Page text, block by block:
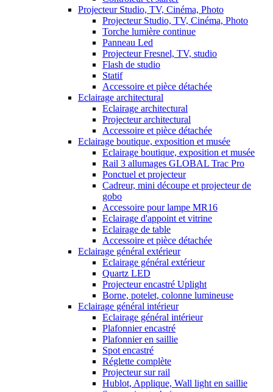
Projecteur Studio, TV, Cinéma, Photo
Projecteur Studio, TV, Cinéma, Photo
Torche lumière continue
Panneau Led
Projecteur Fresnel, TV, studio
Flash de studio
Statif
Accessoire et pièce détachée
Eclairage architectural
Eclairage architectural
Projecteur architectural
Accessoire et pièce détachée
Eclairage boutique, exposition et musée
Eclairage boutique, exposition et musée
Rail 3 allumages GLOBAL Trac Pro
Ponctuel et projecteur
Cadreur, mini découpe et projecteur de
gobo
Accessoire pour lampe MR16
Eclairage d'appoint et vitrine
Eclairage de table
Accessoire et pièce détachée
Eclairage général extérieur
Eclairage général extérieur
Quartz LED
Projecteur encastré Uplight
Borne, potelet, colonne lumineuse
Eclairage général intérieur
Eclairage général intérieur
Plafonnier encastré
Plafonnier en saillie
Spot encastré
Réglette complète
Projecteur sur rail
Hublot, Applique, Wall light en saillie